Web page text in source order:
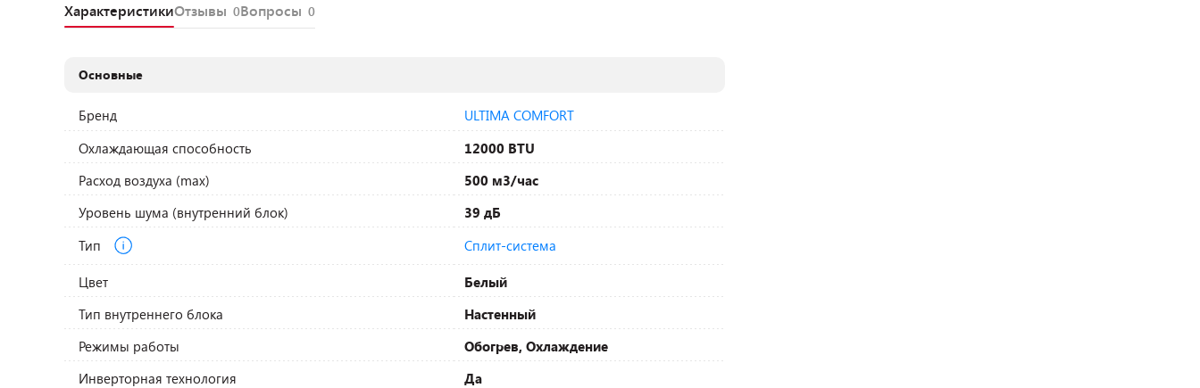
ХарактеристикиОтзывы 0Вопросы 0
Основные
Бренд
ULTIMA COMFORT
Охлаждающая способность
12000 BTU
Расход воздуха (max)
500 м3/час
Уровень шума (внутренний блок)
39 дБ
Тип
Сплит-система
Цвет
Белый
Тип внутреннего блока
Настенный
Режимы работы
Обогрев, Охлаждение
Инверторная технология
Да